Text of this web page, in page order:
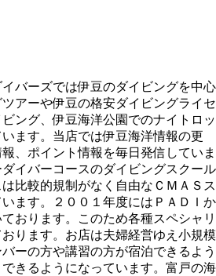
バーズでは伊豆のダイビングを中心
アーや伊豆の格安ダイビングライセ
ング、伊豆海洋公園でのナイトロッ
ます。当店では伊豆海洋情報の更
、ポイント情報を毎日発信していま
イバーコースのダイビングスクール
比較的規制がなく自由なＣＭＡＳス
ます。２００１年度にはＰＡＤＩか
おります。このため各種スペシャリ
ります。お店は夫婦経営ゆえ小規模
ーの方や講習の方が宿泊できるよう
きるようになっています。富戸の海